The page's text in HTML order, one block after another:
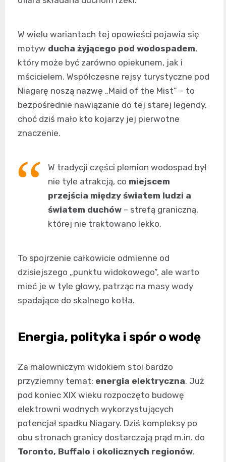
W wielu wariantach tej opowieści pojawia się
motyw ducha żyjącego pod wodospadem,
który może być zarówno opiekunem, jak i
mścicielem. Współczesne rejsy turystyczne pod
Niagarę noszą nazwę „Maid of the Mist” – to
bezpośrednie nawiązanie do tej starej legendy,
choć dziś mało kto kojarzy jej pierwotne
znaczenie.
W tradycji części plemion wodospad był
nie tyle atrakcją, co miejscem
przejścia między światem ludzi a
światem duchów – strefą graniczną,
której nie traktowano lekko.
To spojrzenie całkowicie odmienne od
dzisiejszego „punktu widokowego”, ale warto
mieć je w tyle głowy, patrząc na masy wody
spadające do skalnego kotła.
Energia, polityka i spór o wodę
Za malowniczym widokiem stoi bardzo
przyziemny temat: energia elektryczna. Już
pod koniec XIX wieku rozpoczęto budowę
elektrowni wodnych wykorzystujących
potencjał spadku Niagary. Dziś kompleksy po
obu stronach granicy dostarczają prąd m.in. do
Toronto, Buffalo i okolicznych regionów.